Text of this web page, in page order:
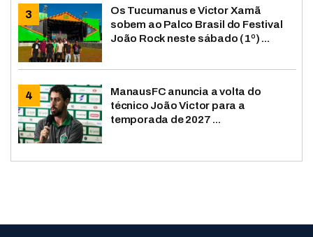
Os Tucumanus e Victor Xamã
sobem ao Palco Brasil do Festival
João Rock neste sábado (1º) ...
ManausFC anuncia a volta do
técnico João Victor para a
temporada de 2027 ...